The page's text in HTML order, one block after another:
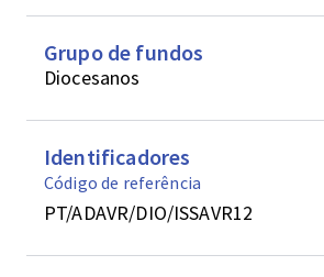
Grupo de fundos
Diocesanos
Identificadores
Código de referência
PT/ADAVR/DIO/ISSAVR12